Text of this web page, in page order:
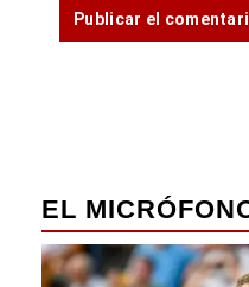
EL